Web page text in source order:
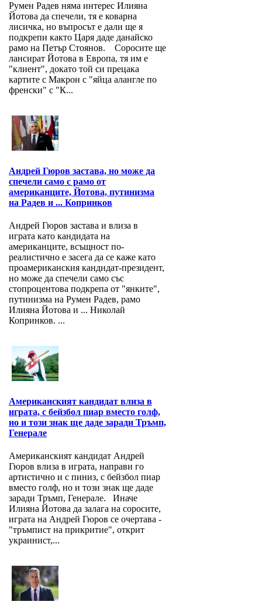
Румен Радев няма интерес Илияна
Йотова да спечели, тя е коварна
лисичка, но въпросът е дали ще я
подкрепи както Царя даде данайско
рамо на Петър Стоянов. Соросите ще
лансират Йотова в Европа, тя им е
"клиент", докато той си прецака
картите с Макрон с "яйца алангле по
френски" с "К...
Андрей Гюров застава, но може да
спечели само с рамо от
американците, Йотова, путинизма
на Радев и ... Копринков
Андрей Гюров застава и влиза в
играта като кандидата на
американците, всъщност по-
реалистично е засега да се каже като
проамериканския кандидат-президент,
но може да спечели само със
стопроцентова подкрепа от "янките",
путинизма на Румен Радев, рамо
Илияна Йотова и ... Николай
Копринков. ...
Американският кандидат влиза в
играта, с бейзбол пиар вместо голф,
но и този знак ще даде заради Тръмп,
Генерале
Американският кандидат Андрей
Гюров влиза в играта, направи го
артистично и с пиниз, с бейзбол пиар
вместо голф, но и този знак ще даде
заради Тръмп, Генерале. Иначе
Илияна Йотова да залага на соросите,
играта на Андрей Гюров се очертава -
"тръмпист на прикритие", открит
украинист,...